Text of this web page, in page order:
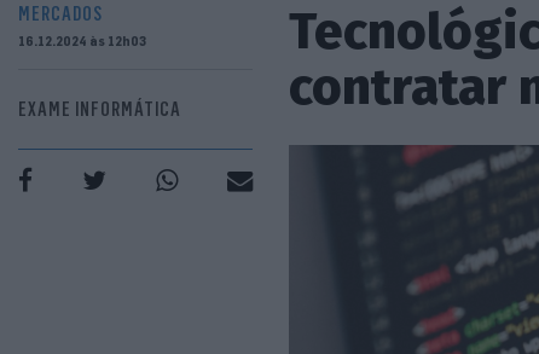
MERCADOS
16.12.2024 às 12h03
EXAME INFORMÁTICA
contratar